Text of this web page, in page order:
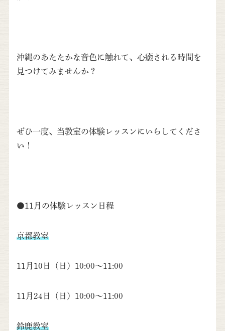
沖縄のあたたかな音色に触れて、心癒される時間を
見つけてみませんか？
ぜひ一度、当教室の体験レッスンにいらしてくださ
い！
●11月の体験レッスン日程
京都教室
11月10日（日）10:00～11:00
11月24日（日）10:00～11:00
鈴鹿教室